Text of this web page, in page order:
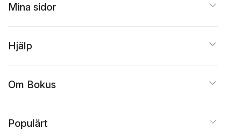
Mina sidor
Hjälp
Om Bokus
Populärt